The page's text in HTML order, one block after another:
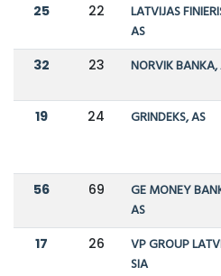
25 22
LATVIJAS
AS
32 23 NORVIK BANKA,
19 24 GRINDEKS, AS
56 69
GE MONEY
AS
17 26
VP GROUP
SIA